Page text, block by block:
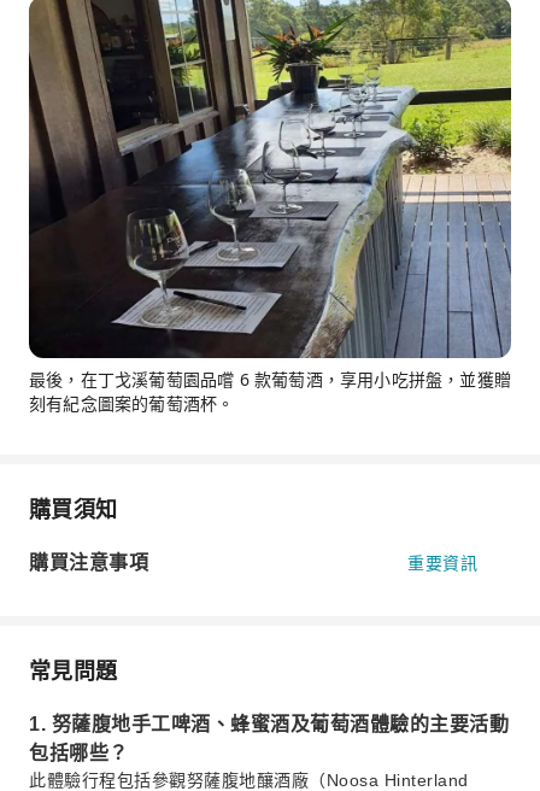
最後，在丁戈溪葡萄園品嚐 6 款葡萄酒，享用小吃拼盤，並獲贈
刻有紀念圖案的葡萄酒杯。
購買須知
購買注意事項 重要資訊
常見問題
1. 努薩腹地手工啤酒、蜂蜜酒及葡萄酒體驗的主要活動
包括哪些？
此體驗行程包括參觀努薩腹地釀酒廠（Noosa Hinterland